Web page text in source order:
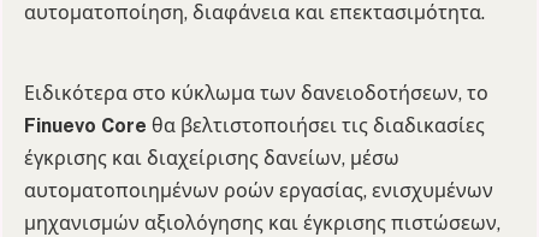
αυτοματοποίηση, διαφάνεια και επεκτασιμότητα.
Ειδικότερα στο κύκλωμα των δανειοδοτήσεων, το
Finuevo Core θα βελτιστοποιήσει τις διαδικασίες
έγκρισης και διαχείρισης δανείων, μέσω
αυτοματοποιημένων ροών εργασίας, ενισχυμένων
μηχανισμών αξιολόγησης και έγκρισης πιστώσεων,